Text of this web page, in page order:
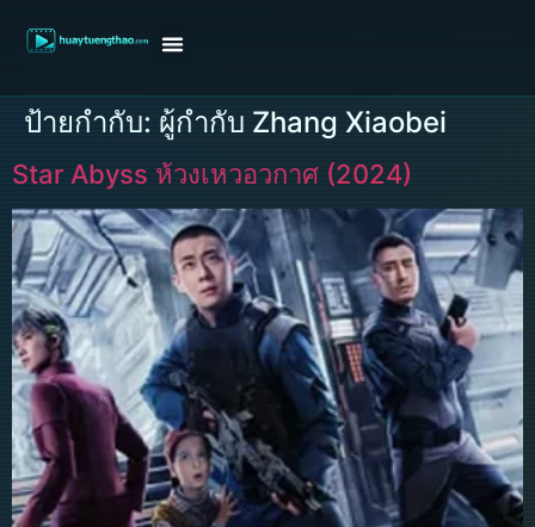
ป้ายกำกับ: ผู้กำกับ Zhang Xiaobei
Star Abyss ห้วงเหวอวกาศ (2024)